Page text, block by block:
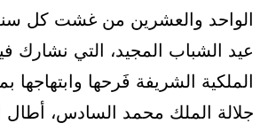
الواحد والعشرين من غشت كل
عيد الشباب المجيد، التي نشارك
الملكية الشريفة فَرحها وابتهاجها
جلالة الملك محمد السادس، أطال